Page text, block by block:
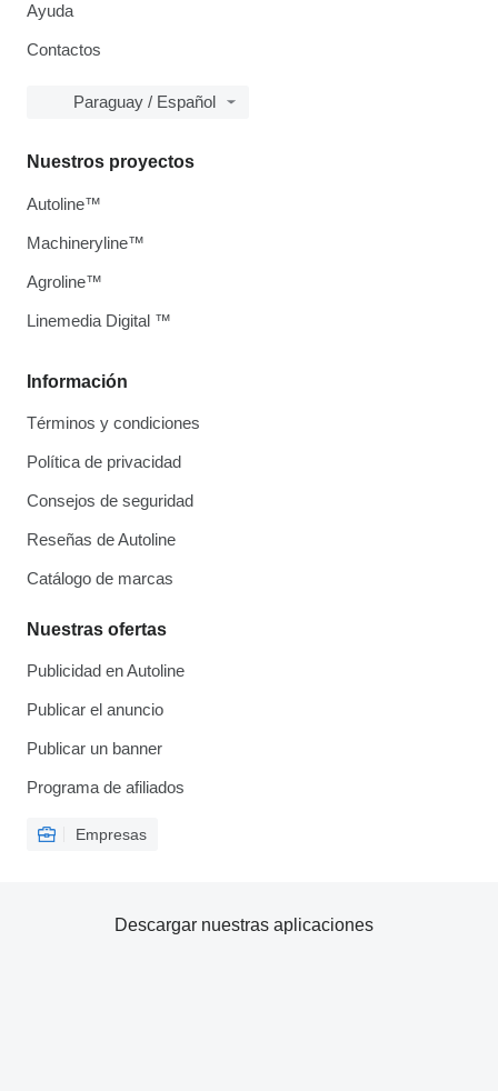
Ayuda
Contactos
Paraguay / Español
Información
Términos y condiciones
Política de privacidad
Consejos de seguridad
Reseñas de Autoline
Catálogo de marcas
Nuestras ofertas
Publicidad en Autoline
Publicar el anuncio
Publicar un banner
Programa de afiliados
Empresas
Nuestros proyectos
Autoline™
Machineryline™
Agroline™
Linemedia Digital ™
Descargar nuestras aplicaciones